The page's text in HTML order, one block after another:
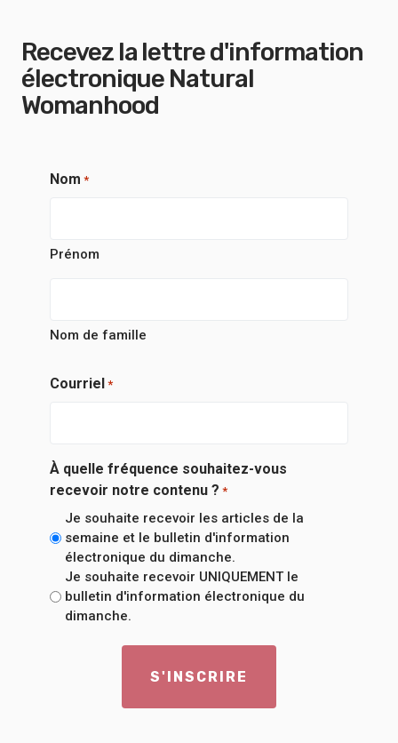
Recevez la lettre d'information
électronique Natural
Womanhood
Nom *
Prénom
Nom de famille
Courriel *
À quelle fréquence souhaitez-vous
recevoir notre contenu ? *
Je souhaite recevoir les articles de la
semaine et le bulletin d'information
électronique du dimanche.
Je souhaite recevoir UNIQUEMENT le
bulletin d'information électronique du
dimanche.